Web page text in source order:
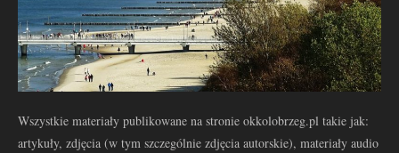
Wszystkie materiały publikowane na stronie okkolobrzeg.pl takie jak:
artykuły, zdjęcia (w tym szczególnie zdjęcia autorskie), materiały audio